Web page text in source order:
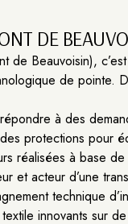
DE
de Beauvoisin),
de pointe.
à des
protections pour
réalisées à base de
et acteur d’une
technique
innovants sur